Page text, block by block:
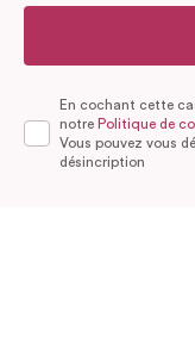
En cochant cette
notre Politique de
Vous pouvez vous
désincription